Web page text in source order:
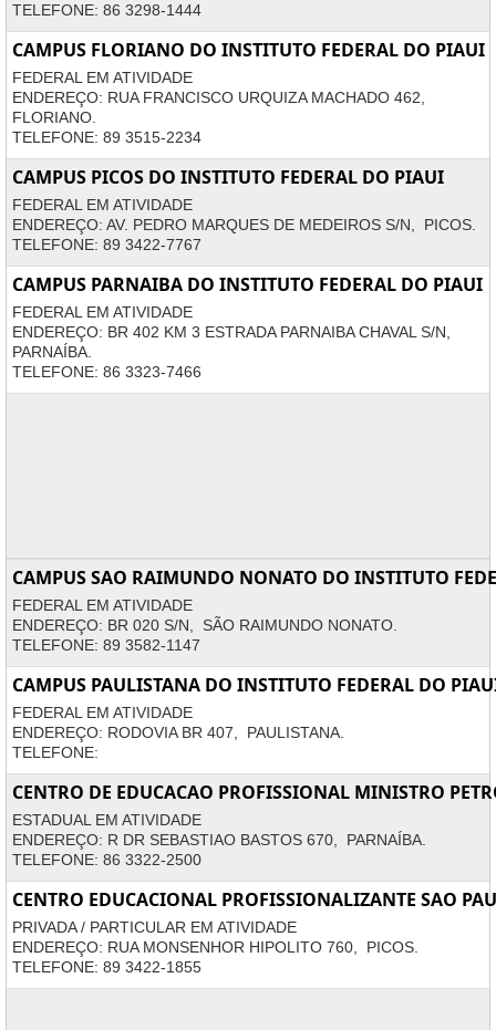
TELEFONE: 86 3298-1444
CAMPUS FLORIANO DO INSTITUTO FEDERAL DO PIAUI
FEDERAL EM ATIVIDADE
ENDEREÇO: RUA FRANCISCO URQUIZA MACHADO 462,
FLORIANO.
TELEFONE: 89 3515-2234
CAMPUS PICOS DO INSTITUTO FEDERAL DO PIAUI
FEDERAL EM ATIVIDADE
ENDEREÇO: AV. PEDRO MARQUES DE MEDEIROS S/N, PICOS.
TELEFONE: 89 3422-7767
CAMPUS PARNAIBA DO INSTITUTO FEDERAL DO PIAUI
FEDERAL EM ATIVIDADE
ENDEREÇO: BR 402 KM 3 ESTRADA PARNAIBA CHAVAL S/N,
PARNAÍBA.
TELEFONE: 86 3323-7466
CAMPUS SAO RAIMUNDO NONATO DO INSTITUTO
FEDERAL EM ATIVIDADE
ENDEREÇO: BR 020 S/N, SÃO RAIMUNDO NONATO.
TELEFONE: 89 3582-1147
CAMPUS PAULISTANA DO INSTITUTO FEDERAL DO
FEDERAL EM ATIVIDADE
ENDEREÇO: RODOVIA BR 407, PAULISTANA.
TELEFONE:
CENTRO DE EDUCACAO PROFISSIONAL MINISTRO
ESTADUAL EM ATIVIDADE
ENDEREÇO: R DR SEBASTIAO BASTOS 670, PARNAÍBA.
TELEFONE: 86 3322-2500
CENTRO EDUCACIONAL PROFISSIONALIZANTE SAO
PRIVADA / PARTICULAR EM ATIVIDADE
ENDEREÇO: RUA MONSENHOR HIPOLITO 760, PICOS.
TELEFONE: 89 3422-1855